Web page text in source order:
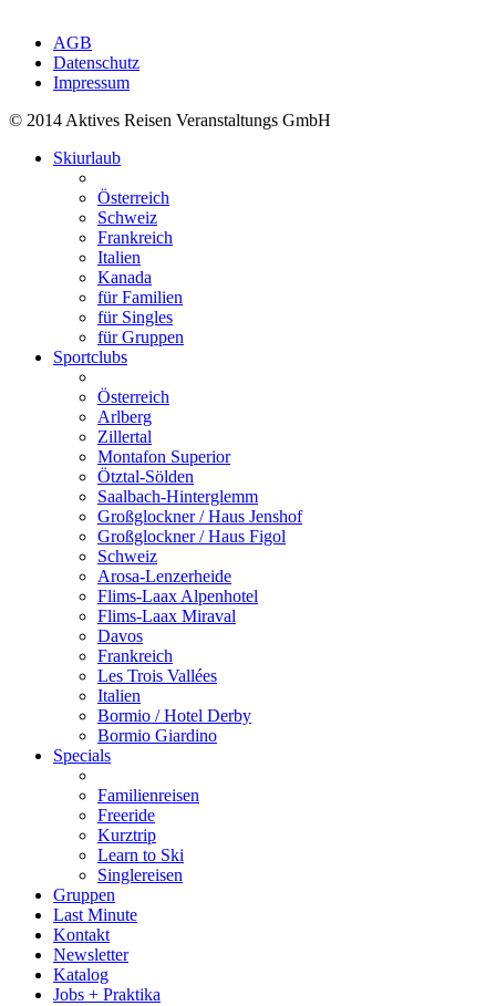
AGB
Datenschutz
Impressum
© 2014 Aktives Reisen Veranstaltungs GmbH
Skiurlaub
Österreich
Schweiz
Frankreich
Italien
Kanada
für Familien
für Singles
für Gruppen
Sportclubs
Österreich
Arlberg
Zillertal
Montafon Superior
Ötztal-Sölden
Saalbach-Hinterglemm
Großglockner / Haus Jenshof
Großglockner / Haus Figol
Schweiz
Arosa-Lenzerheide
Flims-Laax Alpenhotel
Flims-Laax Miraval
Davos
Frankreich
Les Trois Vallées
Italien
Bormio / Hotel Derby
Bormio Giardino
Specials
Familienreisen
Freeride
Kurztrip
Learn to Ski
Singlereisen
Gruppen
Last Minute
Kontakt
Newsletter
Katalog
Jobs + Praktika